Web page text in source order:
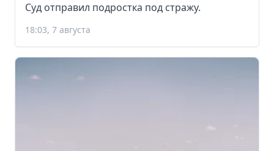
Суд отправил подростка под стражу.
18:03, 7 августа